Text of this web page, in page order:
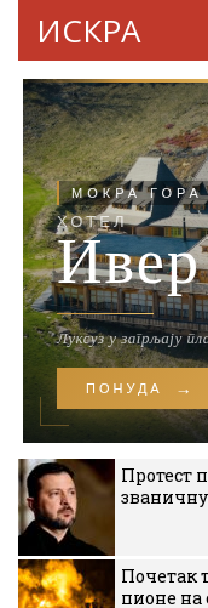
ИСКРА
Протест
званичну
Почетак
пионе на